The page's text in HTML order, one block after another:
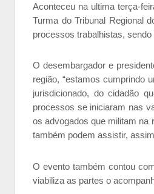
Aconteceu na ultima terça-
Turma do Tribunal Regional
processos trabalhistas,
O desembargador e
região, “estamos cumprindo
jurisdicionado, do cidadão
processos se iniciaram nas
os advogados que militam na
também podem assistir,
O evento também contou
viabiliza as partes o